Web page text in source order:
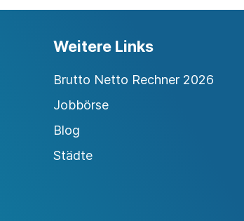
Weitere Links
Brutto Netto Rechner 2026
Jobbörse
Blog
Städte